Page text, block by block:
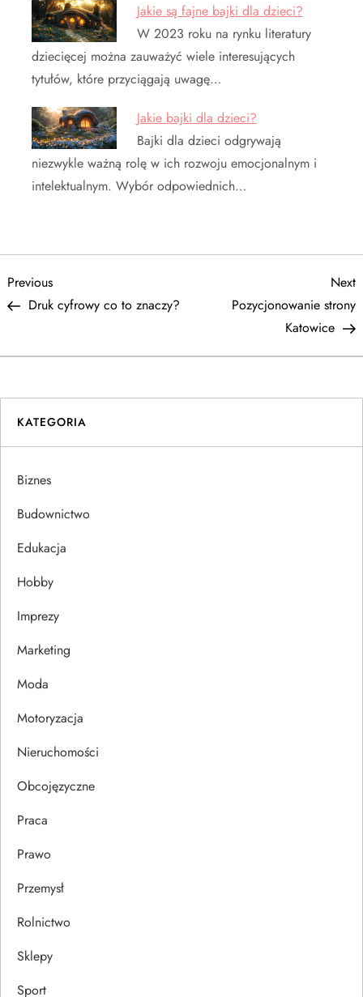
Jakie są fajne bajki dla dzieci?
W 2023 roku na rynku literatury
dziecięcej można zauważyć wiele interesujących
tytułów, które przyciągają uwagę…
Jakie bajki dla dzieci?
Bajki dla dzieci odgrywają
niezwykle ważną rolę w ich rozwoju emocjonalnym i
intelektualnym. Wybór odpowiednich…
N
w
i
g
a
c
a
w
p
u
Previous
Post
Previous
Druk cyfrowy co to znaczy?
Next
Pozycjonowanie strony
Katowice
KATEGORIA
Biznes
Budownictwo
Edukacja
Hobby
Imprezy
Marketing
Moda
Motoryzacja
Nieruchomości
Obcojęzyczne
Praca
Prawo
Przemysł
Rolnictwo
Sklepy
Sport